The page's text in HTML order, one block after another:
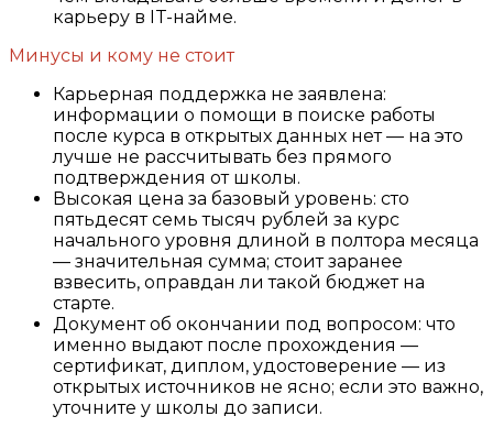
карьеру в IT-найме.
Минусы и кому не стоит
Карьерная поддержка не заявлена:
информации о помощи в поиске работы
после курса в открытых данных нет — на это
лучше не рассчитывать без прямого
подтверждения от школы.
Высокая цена за базовый уровень: сто
пятьдесят семь тысяч рублей за курс
начального уровня длиной в полтора месяца
— значительная сумма; стоит заранее
взвесить, оправдан ли такой бюджет на
старте.
Документ об окончании под вопросом: что
именно выдают после прохождения —
сертификат, диплом, удостоверение — из
открытых источников не ясно; если это важно,
уточните у школы до записи.